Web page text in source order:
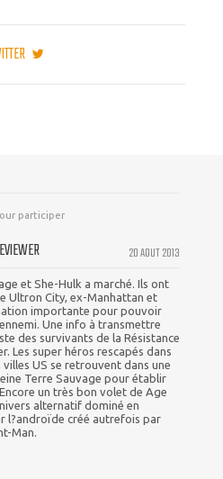
participer
20 AOUT 2013
et She-Hulk a marché. Ils ont
Ultron City, ex-Manhattan et
importante pour pouvoir
Une info à transmettre
des survivants de la Résistance
Les super héros rescapés dans
US se retrouvent dans une
Terre Sauvage pour établir
un très bon volet de Age
alternatif dominé en
l?androïde créé autrefois par
Man.